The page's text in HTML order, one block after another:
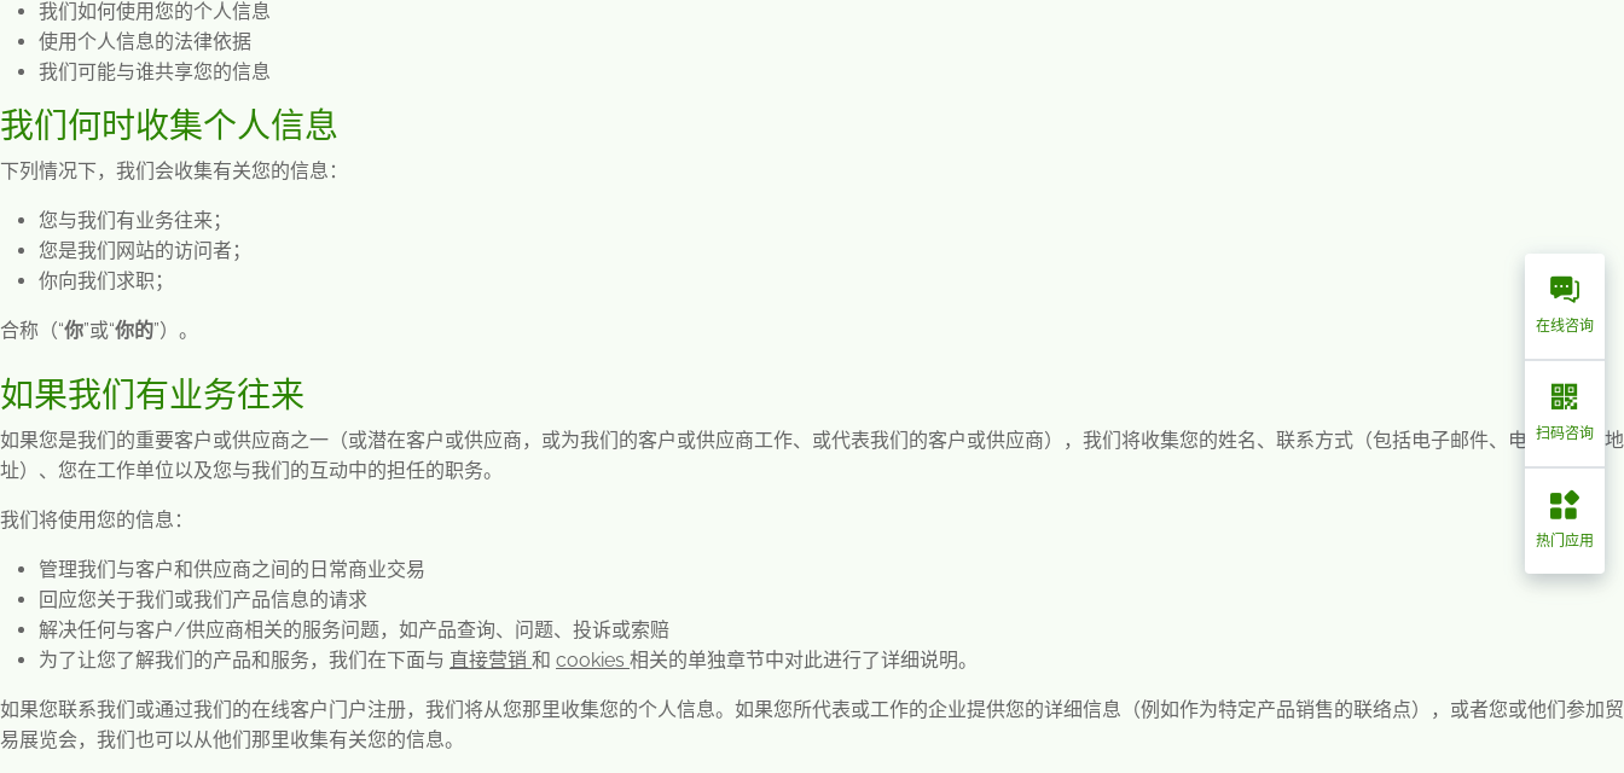
我们如何使用您的个人信息
使用个人信息的法律依据
我们可能与谁共享您的信息
我们何时收集个人信息
下列情况下，我们会收集有关您的信息：
您与我们有业务往来；
您是我们网站的访问者；
你向我们求职；
合称（“你”或“你的”）。
如果我们有业务往来
如果您是我们的重要客户或供应商之一（或潜在客户或供应商，或为我们的客户或供应商工作、或代表我们的客户或供应商），我们将收集您的姓名、联系方式（包括电子邮件、电话和邮件地
址）、您在工作单位以及您与我们的互动中的担任的职务。
我们将使用您的信息：
管理我们与客户和供应商之间的日常商业交易
回应您关于我们或我们产品信息的请求
解决任何与客户/供应商相关的服务问题，如产品查询、问题、投诉或索赔
为了让您了解我们的产品和服务，我们在下面与 直接营销 和 cookies 相关的单独章节中对此进行了详细说明。
如果您联系我们或通过我们的在线客户门户注册，我们将从您那里收集您的个人信息。如果您所代表或工作的企业提供您的详细信息（例如作为特定产品销售的联络点），或者您或他们参加贸
易展览会，我们也可以从他们那里收集有关您的信息。
在线咨询
扫码咨询
热门应用